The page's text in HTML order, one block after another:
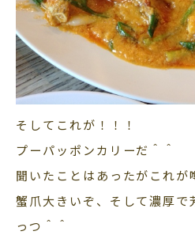
そしてこれが！！！
プーパッポンカリーだ＾＾
聞いたことはあったがこれが
蟹爪大きいぞ、そして濃厚で
っつ＾＾